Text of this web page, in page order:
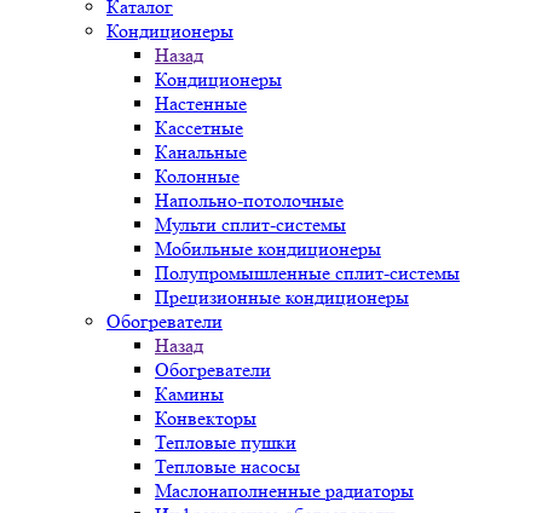
Каталог
Кондиционеры
Назад
Кондиционеры
Настенные
Кассетные
Канальные
Колонные
Напольно-потолочные
Мульти сплит-системы
Мобильные кондиционеры
Полупромышленные сплит-системы
Прецизионные кондиционеры
Обогреватели
Назад
Обогреватели
Камины
Конвекторы
Тепловые пушки
Тепловые насосы
Маслонаполненные радиаторы